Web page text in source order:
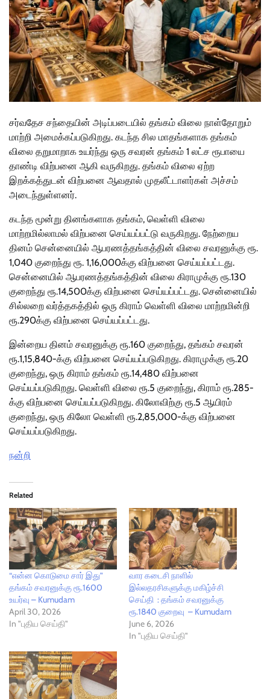
சர்வதேச சந்தையின் அடிப்படையில் தங்கம் விலை நாள்தோறும்
மாற்றி அமைக்கப்படுகிறது. கடந்த சில மாதங்களாக தங்கம்
விலை தறுமாறாக உயர்ந்து ஒரு சவரன் தங்கம் 1 லட்ச ரூபாயை
தாண்டி விற்பனை ஆகி வருகிறது. தங்கம் விலை ஏற்ற
இறக்கத்துடன் விற்பனை ஆவதால் முதலீட்டாளர்கள் அச்சம்
அடைந்துள்ளனர்.
கடந்த மூன்று தினங்களாக தங்கம், வெள்ளி விலை
மாற்றமில்லாமல் விற்பனை செய்யப்பட்டு வருகிறது. நேற்றைய
தினம் சென்னையில் ஆபரணத்தங்கத்தின் விலை சவரனுக்கு ரூ.
1,040 குறைந்து ரூ. 1,16,000க்கு விற்பனை செய்யப்பட்டது.
சென்னையில் ஆபரணத்தங்கத்தின் விலை கிராமுக்கு ரூ.130
குறைந்து ரூ.14,500க்கு விற்பனை செய்யப்பட்டது. சென்னையில்
சில்லறை வர்த்தகத்தில் ஒரு கிராம் வெள்ளி விலை மாற்றமின்றி
ரூ.290க்கு விற்பனை செய்யப்பட்டது.
இன்றைய தினம் சவரனுக்கு ரூ.160 குறைந்து, தங்கம் சவரன்
ரூ.1,15,840-க்கு விற்பனை செய்யப்படுகிறது. கிராமுக்கு ரூ.20
குறைந்து, ஒரு கிராம் தங்கம் ரூ.14,480 விற்பனை
செய்யப்படுகிறது. வெள்ளி விலை ரூ.5 குறைந்து, கிராம் ரூ.285-
க்கு விற்பனை செய்யப்படுகிறது. கிலோவிற்கு ரூ.5 ஆயிரம்
குறைந்து, ஒரு கிலோ வெள்ளி ரூ.2,85,000-க்கு விற்பனை
செய்யப்படுகிறது.
நன்றி
Related
“என்ன கொடுமை சார் இது”
தங்கம் சவரனுக்கு ரூ.1600
உயர்வு – Kumudam
April 30, 2026
In "புதிய செய்தி"
வார கடைசி நாளில்
இல்லதரசிகளுக்கு மகிழ்ச்சி
செய்தி : தங்கம் சவரனுக்கு
ரூ.1840 குறைவு – Kumudam
June 6, 2026
In "புதிய செய்தி"